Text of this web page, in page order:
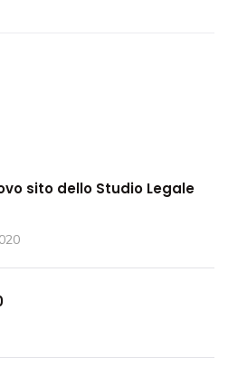
sito dello Studio Legale